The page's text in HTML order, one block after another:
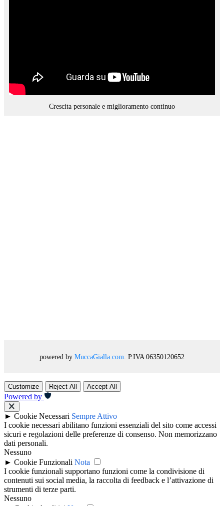
Crescita personale e miglioramento continuo
powered by MuccaGialla.com . P.IVA 06350120652
Customize Reject All Accept All
Powered by
► Cookie Necessari Sempre Attivo
I cookie necessari abilitano funzioni essenziali del sito come accessi
sicuri e regolazioni delle preferenze di consenso. Non memorizzano
dati personali.
Nessuno
► Cookie Funzionali Nota
I cookie funzionali supportano funzioni come la condivisione di
contenuti sui social media, la raccolta di feedback e l’attivazione di
strumenti di terze parti.
Nessuno